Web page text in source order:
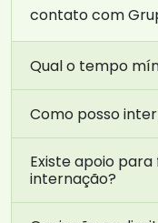
contato com
Qual o tempo
Como posso
Existe apoio
internação?